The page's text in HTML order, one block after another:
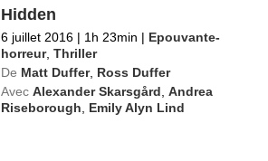
Hidden
6 juillet 2016 | 1h 23min | Epouvante-
horreur,Thriller
De Matt Duffer, Ross Duffer
Avec Alexander Skarsgård ,Andrea
Riseborough
Emily Alyn Lind